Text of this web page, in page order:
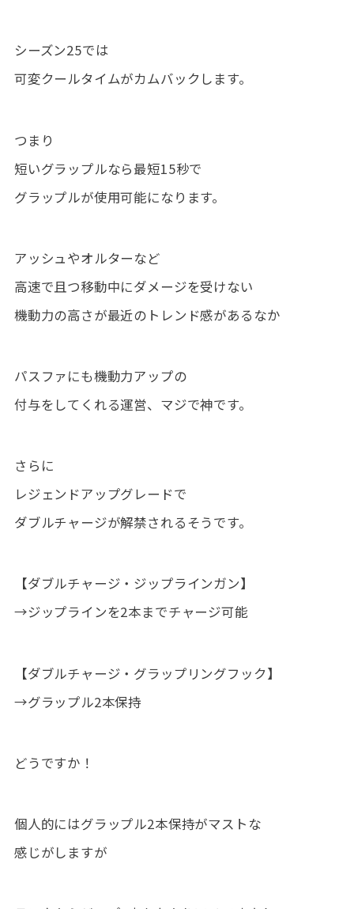
シーズン25では
可変クールタイムがカムバックします。
つまり
短いグラップルなら最短15秒で
グラップルが使用可能になります。
アッシュやオルターなど
高速で且つ移動中にダメージを受けない
機動力の高さが最近のトレンド感があるなか
パスファにも機動力アップの
付与をしてくれる運営、マジで神です。
さらに
レジェンドアップグレードで
ダブルチャージが解禁されるそうです。
【ダブルチャージ・ジップラインガン】
→ジップラインを2本までチャージ可能
【ダブルチャージ・グラップリングフック】
→グラップル2本保持
どうですか！
個人的にはグラップル2本保持がマストな
感じがしますが